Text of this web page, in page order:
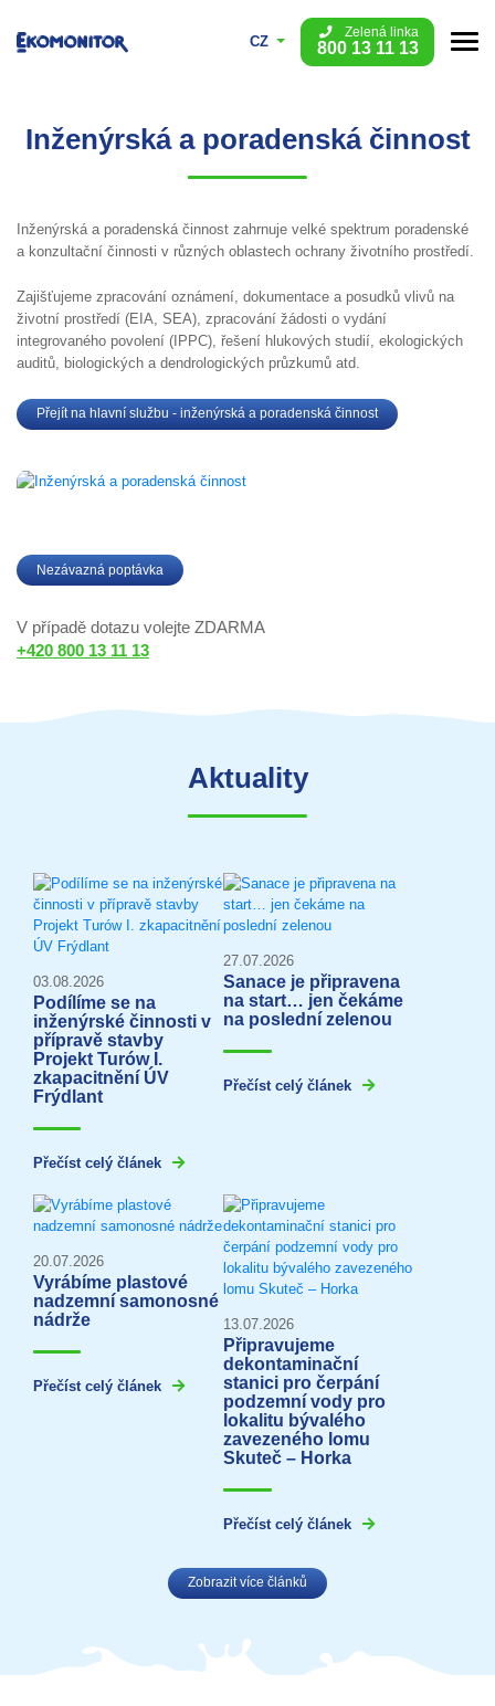
CZ
Zelená linka
800 13 11 13
Inženýrská a poradenská činnost
Inženýrská a poradenská činnost zahrnuje velké spektrum poradenské
a konzultační činnosti v různých oblastech ochrany životního prostředí.
Zajišťujeme zpracování oznámení, dokumentace a posudků vlivů na
životní prostředí (EIA, SEA), zpracování žádosti o vydání
integrovaného povolení (IPPC), řešení hlukových studií, ekologických
auditů, biologických a dendrologických průzkumů atd.
Přejít na hlavní službu - inženýrská a poradenská činnost
Nezávazná poptávka
V případě dotazu volejte ZDARMA
+420 800 13 11 13
Aktuality
03.08.2026
Podílíme se na
inženýrské činnosti v
přípravě stavby
Projekt Turów I.
zkapacitnění ÚV
Frýdlant
Přečíst celý článek
27.07.2026
Sanace je připravena
na start… jen čekáme
na poslední zelenou
Přečíst celý článek
20.07.2026
Vyrábíme plastové
nadzemní samonosné
nádrže
Přečíst celý článek
13.07.2026
Připravujeme
dekontaminační
stanici pro čerpání
podzemní vody pro
lokalitu bývalého
zavezeného lomu
Skuteč – Horka
Přečíst celý článek
Zobrazit více článků